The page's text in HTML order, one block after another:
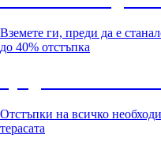
Вземете ги, преди да е
до 40% отстъпка
Отстъпки на всичко
терасата